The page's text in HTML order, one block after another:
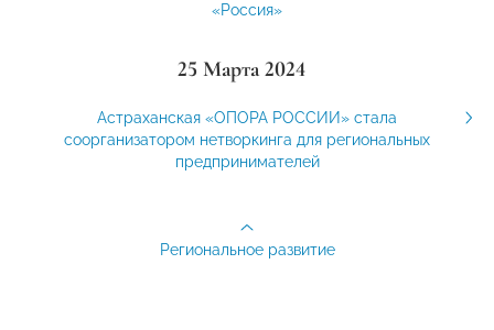
«Россия»
25 Марта 2024
Астраханская «ОПОРА РОССИИ» стала
соорганизатором нетворкинга для региональных
предпринимателей
Региональное развитие